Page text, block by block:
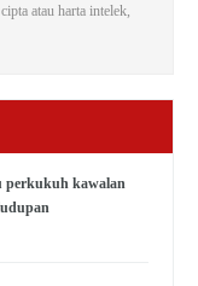
atau harta intelek,
perkukuh kawalan